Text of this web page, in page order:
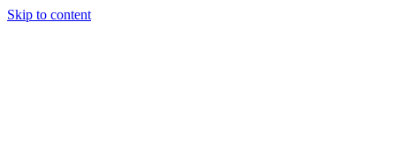
Skip to content